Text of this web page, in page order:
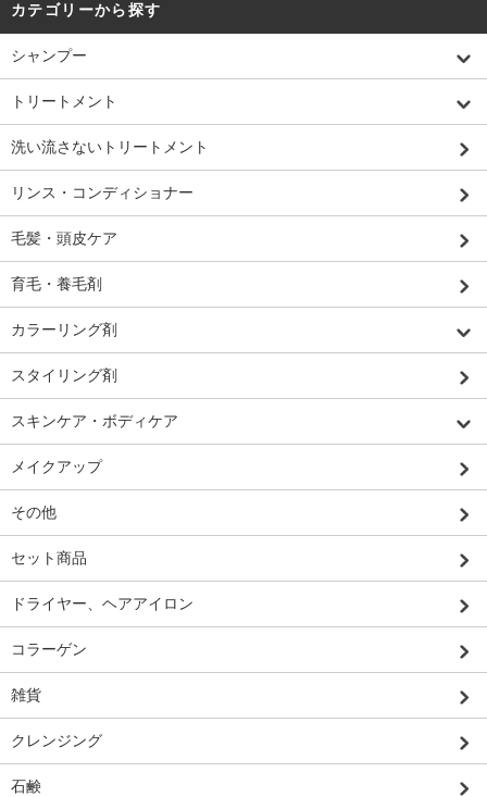
カテゴリーから探す
シャンプー
トリートメント
洗い流さないトリートメント
リンス・コンディショナー
毛髪・頭皮ケア
育毛・養毛剤
カラーリング剤
スタイリング剤
スキンケア・ボディケア
メイクアップ
その他
セット商品
ドライヤー、ヘアアイロン
コラーゲン
雑貨
クレンジング
石鹸